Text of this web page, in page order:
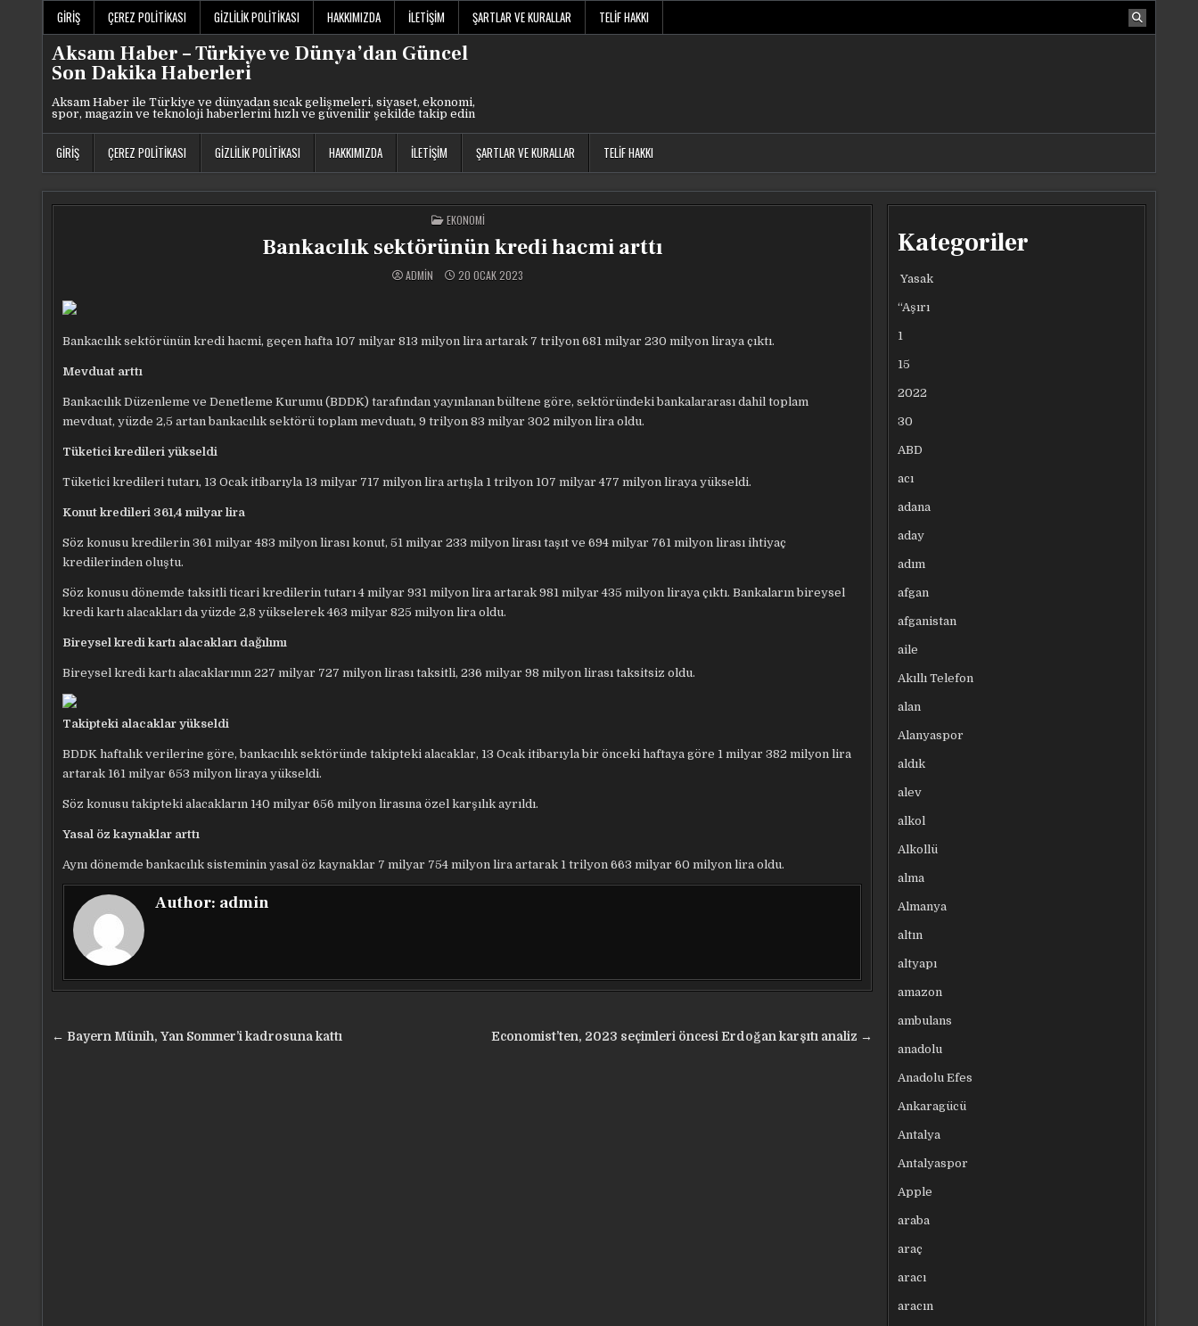
GIRIŞ ÇEREZ POLITIKASI GIZLILIK POLITIKASI HAKKIMIZDA İLETIŞIM ŞARTLAR VE KURALLAR TELIF HAKKI
Aksam Haber – Türkiye ve Dünya’dan Güncel
Son Dakika Haberleri
Aksam Haber ile Türkiye ve dünyadan sıcak gelişmeleri, siyaset, ekonomi,
spor, magazin ve teknoloji haberlerini hızlı ve güvenilir şekilde takip edin
GIRIŞ ÇEREZ POLITIKASI GIZLILIK POLITIKASI HAKKIMIZDA İLETIŞIM ŞARTLAR VE KURALLAR TELIF HAKKI
POSTED
IN
EKONOMI
Bankacılık sektörünün kredi hacmi arttı
ADMIN 20 OCAK 2023
Bankacılık sektörünün kredi hacmi, geçen hafta 107 milyar 813 milyon lira artarak 7 trilyon 681 milyar 230 milyon liraya çıktı.
Mevduat arttı
Bankacılık Düzenleme ve Denetleme Kurumu (BDDK) tarafından yayınlanan bültene göre, sektöründeki bankalararası dahil toplam
mevduat, yüzde 2,5 artan bankacılık sektörü toplam mevduatı, 9 trilyon 83 milyar 302 milyon lira oldu.
Tüketici kredileri yükseldi
Tüketici kredileri tutarı, 13 Ocak itibarıyla 13 milyar 717 milyon lira artışla 1 trilyon 107 milyar 477 milyon liraya yükseldi.
Konut kredileri 361,4 milyar lira
Söz konusu kredilerin 361 milyar 483 milyon lirası konut, 51 milyar 233 milyon lirası taşıt ve 694 milyar 761 milyon lirası ihtiyaç
kredilerinden oluştu.
Söz konusu dönemde taksitli ticari kredilerin tutarı 4 milyar 931 milyon lira artarak 981 milyar 435 milyon liraya çıktı. Bankaların bireysel
kredi kartı alacakları da yüzde 2,8 yükselerek 463 milyar 825 milyon lira oldu.
Bireysel kredi kartı alacakları dağılımı
Bireysel kredi kartı alacaklarının 227 milyar 727 milyon lirası taksitli, 236 milyar 98 milyon lirası taksitsiz oldu.
Takipteki alacaklar yükseldi
BDDK haftalık verilerine göre, bankacılık sektöründe takipteki alacaklar, 13 Ocak itibarıyla bir önceki haftaya göre 1 milyar 382 milyon lira
artarak 161 milyar 653 milyon liraya yükseldi.
Söz konusu takipteki alacakların 140 milyar 656 milyon lirasına özel karşılık ayrıldı.
Yasal öz kaynaklar arttı
Aynı dönemde bankacılık sisteminin yasal öz kaynaklar 7 milyar 754 milyon lira artarak 1 trilyon 663 milyar 60 milyon lira oldu.
Author: admin
Yazı Economist’ten, 2023 seçimleri öncesi Erdoğan karşıtı analiz →
← Bayern Münih, Yan Sommer’i kadrosuna kattı
Kategoriler
Yasak
“Aşırı
1
15
2022
30
ABD
acı
adana
aday
adım
afgan
afganistan
aile
Akıllı Telefon
alan
Alanyaspor
aldık
alev
alkol
Alkollü
alma
Almanya
altın
altyapı
amazon
ambulans
anadolu
Anadolu Efes
Ankaragücü
Antalya
Antalyaspor
Apple
araba
araç
aracı
aracın